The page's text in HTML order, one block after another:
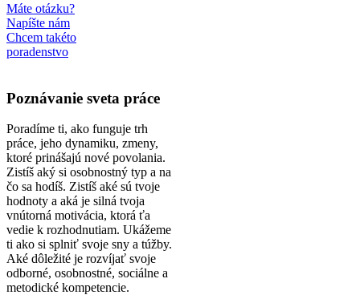
Máte otázku?
Napíšte nám
Chcem takéto
poradenstvo
Poznávanie sveta práce
Poradíme ti, ako funguje trh
práce, jeho dynamiku, zmeny,
ktoré prinášajú nové povolania.
Zistíš aký si osobnostný typ a na
čo sa hodíš. Zistíš aké sú tvoje
hodnoty a aká je silná tvoja
vnútorná motivácia, ktorá ťa
vedie k rozhodnutiam. Ukážeme
ti ako si splniť svoje sny a túžby.
Aké dôležité je rozvíjať svoje
odborné, osobnostné, sociálne a
metodické kompetencie.